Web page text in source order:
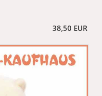
38,50 EUR